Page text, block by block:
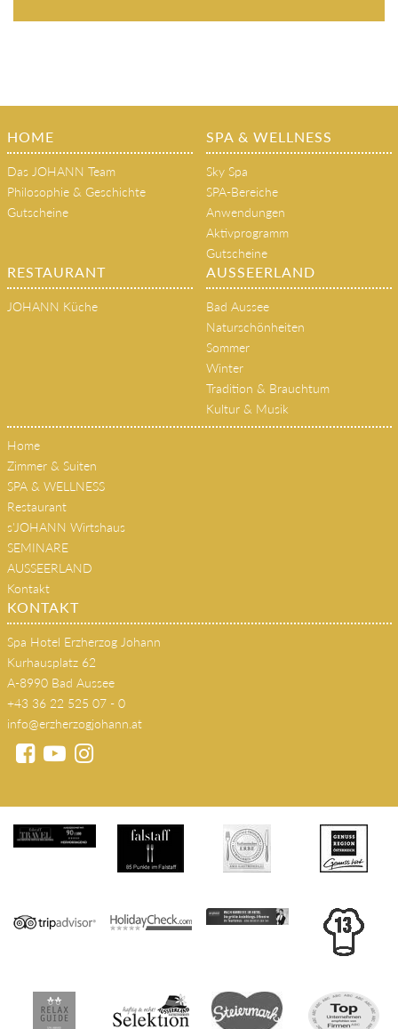
HOME
Das JOHANN Team
Philosophie & Geschichte
Gutscheine
SPA & WELLNESS
Sky Spa
SPA-Bereiche
Anwendungen
Aktivprogramm
Gutscheine
RESTAURANT
JOHANN Küche
AUSSEERLAND
Bad Aussee
Naturschönheiten
Sommer
Winter
Tradition & Brauchtum
Kultur & Musik
Home
Zimmer & Suiten
SPA & WELLNESS
Restaurant
s'JOHANN Wirtshaus
SEMINARE
AUSSEERLAND
Kontakt
KONTAKT
Spa Hotel Erzherzog Johann
Kurhausplatz 62
A-8990 Bad Aussee
+43 36 22 525 07 - 0
info@erzherzogjohann.at